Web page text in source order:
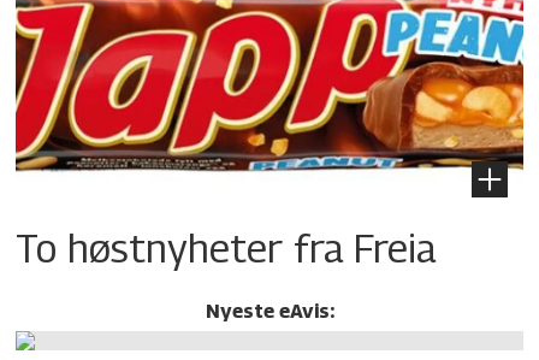
To høstnyheter fra Freia
Nyeste eAvis: